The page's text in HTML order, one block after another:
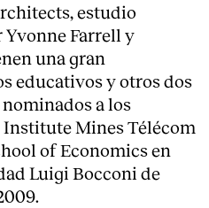
estudio
Yvonne Farrell y
una gran
educativos y otros dos
a los
Institute Mines Télécom
of Economics en
Luigi Bocconi de